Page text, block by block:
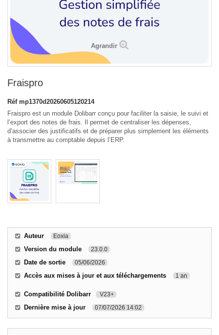
Agrandir
Fraispro
Réf mp1370d20260605120214
Fraispro est un module Dolibarr conçu pour faciliter la saisie, le suivi et
l’export des notes de frais. Il permet de centraliser les dépenses,
d’associer des justificatifs et de préparer plus simplement les éléments
à transmettre au comptable depuis l’ERP.
Auteur Eoxia
Version du module 23.0.0
Date de sortie 05/06/2026
Accès aux mises à jour et aux téléchargements 1 an
Compatibilité Dolibarr V23+
Dernière mise à jour 07/07/2026 14:02